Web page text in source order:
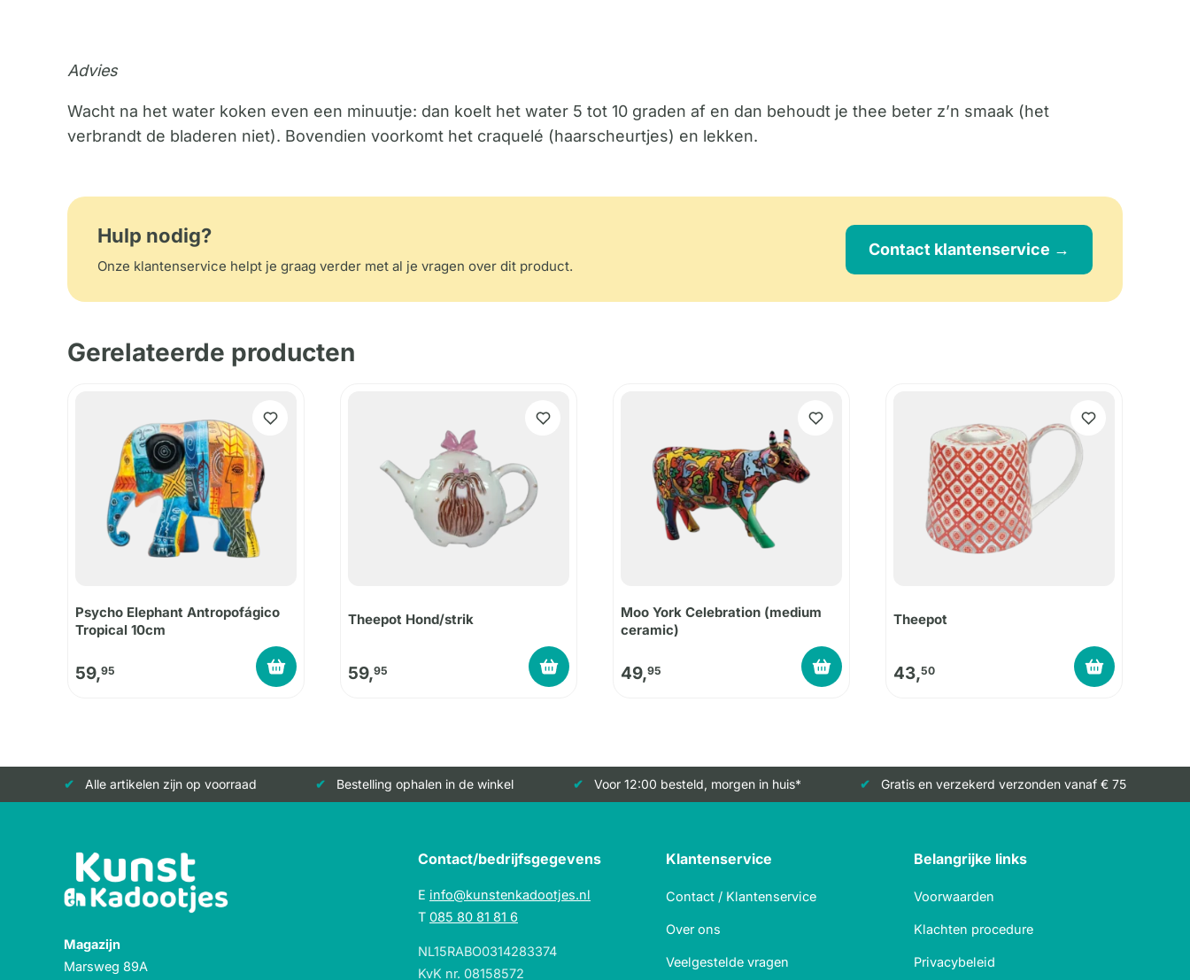
Advies
Wacht na het water koken even een minuutje: dan koelt het water 5 tot 10 graden af en dan behoudt je thee beter z’n smaak (het
verbrandt de bladeren niet). Bovendien voorkomt het craquelé (haarscheurtjes) en lekken.
Hulp nodig?
Onze klantenservice helpt je graag verder met al je vragen over dit product.
Contact klantenservice →
Gerelateerde producten
Psycho Elephant Antropofágico
Tropical 10cm
59,95
Theepot Hond/strik
59,95
Moo York Celebration (medium
ceramic)
49,95
Theepot
43,50
Alle artikelen zijn op voorraad Bestelling ophalen in de winkel Voor 12:00 besteld, morgen in huis* Gratis en verzekerd verzonden vanaf € 75
Magazijn
Marsweg 89A
Contact/bedrijfsgegevens
E info@kunstenkadootjes.nl
T 085 80 81 81 6
NL15RABO0314283374
KvK nr. 08158572
Klantenservice
Contact / Klantenservice
Over ons
Veelgestelde vragen
Belangrijke links
Voorwaarden
Klachten procedure
Privacybeleid